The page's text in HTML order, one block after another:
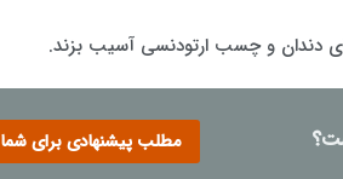
دندان و چسب ارتودنسی آسیب بزند.
مطلب پیشنهادی برای شما